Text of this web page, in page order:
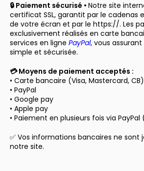
🔒 Paiement sécurisé • Notre site
certificat SSL, garantit par le cadenas
de votre écran et par le https://. Les
exclusivement réalisés en carte
services en ligne PayPal, vous
simple et sécurisée.
💳 Moyens de paiement acceptés :
• Carte bancaire (Visa, Mastercard, CB)
• PayPal
• Google pay
• Apple pay
• Paiement en plusieurs fois via
✅ Vos informations bancaires ne sont
notre site.